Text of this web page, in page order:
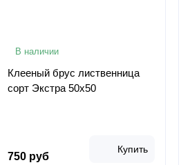
В наличии
Клееный брус лиственница
сорт Экстра 50х50
750 руб
Купить